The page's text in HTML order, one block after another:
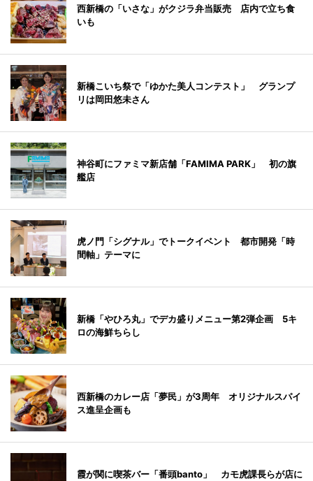
西新橋の「いさな」がクジラ弁当販売 店内で立ち食
いも
新橋こいち祭で「ゆかた美人コンテスト」 グランプ
リは岡田悠未さん
神谷町にファミマ新店舗「FAMIMA PARK」 初の旗
艦店
虎ノ門「シグナル」でトークイベント 都市開発「時
間軸」テーマに
新橋「やひろ丸」でデカ盛りメニュー第2弾企画 5キ
ロの海鮮ちらし
西新橋のカレー店「夢民」が3周年 オリジナルスパイ
ス進呈企画も
霞が関に喫茶バー「番頭banto」 カモ虎課長らが店に